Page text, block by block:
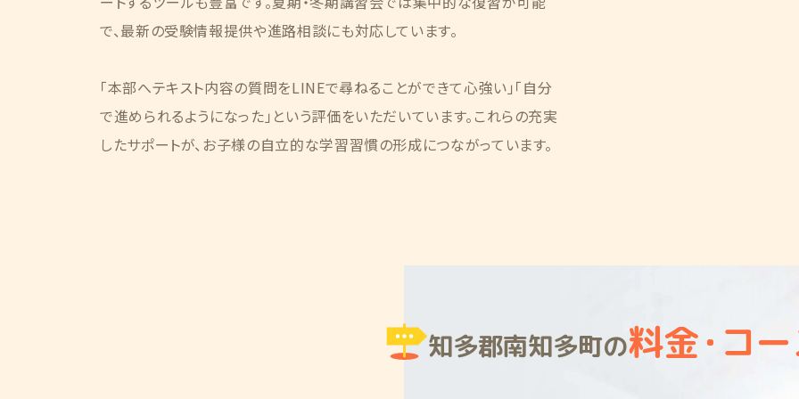
で、最新の受験情報提供や進路相談にも対応しています。
「本部へテキスト内容の質問をLINEで尋ねることができて心強い」「自分
で進められるようになった」という評価をいただいています。これらの充実
したサポートが、お子様の自立的な学習習慣の形成につながっています。
知多郡南知多町の料金・コ